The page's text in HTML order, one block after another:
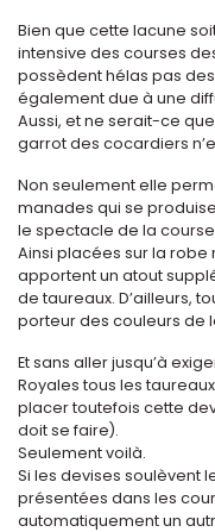
Bien que cette lacune
intensive des courses
possèdent hélas pas
également due à une
Aussi, et ne serait-ce
garrot des cocardiers
Non seulement elle
manades qui se
le spectacle de la
Ainsi placées sur la
apportent un atout
de taureaux. D’ailleurs,
porteur des couleurs de
Et sans aller jusqu’à
Royales tous les
placer toutefois cette
doit se faire).
Seulement voilà.
Si les devises soulèvent
présentées dans les
automatiquement un